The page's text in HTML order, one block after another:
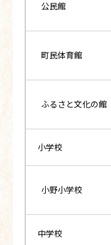
公民館
町民体育館
ふるさと文化の館
小学校
小野小学校
中学校